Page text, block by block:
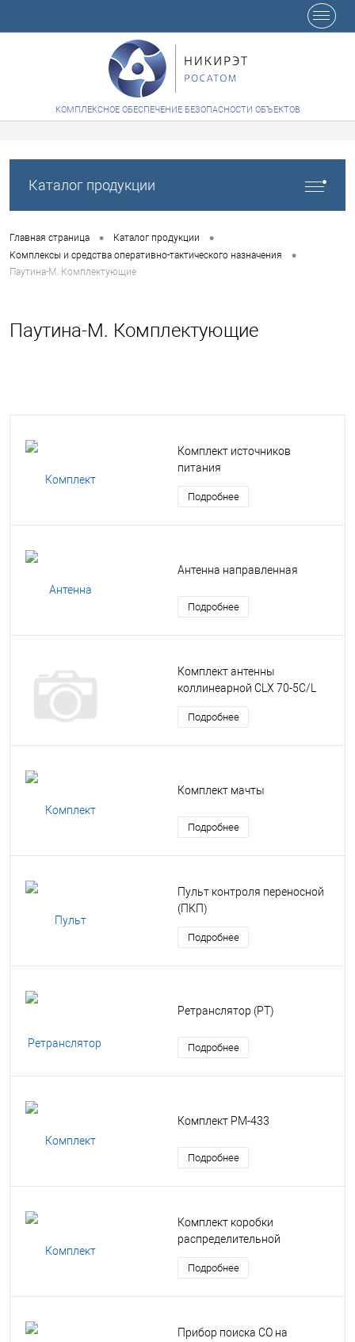
КОМПЛЕКСНОЕ ОБЕСПЕЧЕНИЕ БЕЗОПАСНОСТИ ОБЪЕКТОВ
Каталог продукции
Главная страница • Каталог продукции •
Комплексы и средства оперативно-тактического назначения •
Паутина-М. Комплектующие
Паутина-М. Комплектующие
Комплект источников
питания
Подробнее
Антенна направленная
Подробнее
Комплект антенны
коллинеарной CLX 70-5C/L
Подробнее
Комплект мачты
Подробнее
Пульт контроля переносной
(ПКП)
Подробнее
Ретранслятор (РТ)
Подробнее
Комплект РМ-433
Подробнее
Комплект коробки
распределительной
Подробнее
Прибор поиска СО на